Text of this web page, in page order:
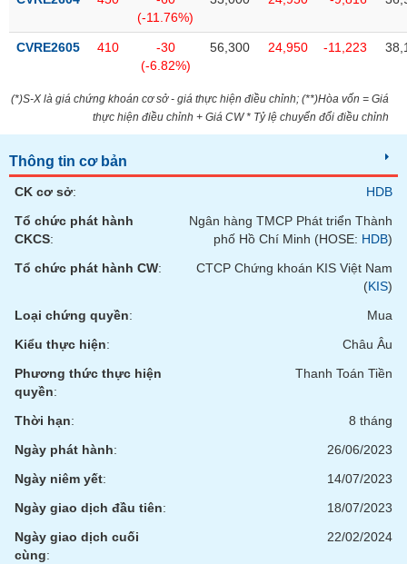
(-11.76%)
CVRE2605 410
-30
(-6.82%)
56,300 24,950 -11,223
(*)S-X là giá chứng khoán cơ sở - giá thực hiện điều chỉnh; (**)Hòa vốn = Giá
thực hiện điều chỉnh + Giá CW * Tỷ lệ chuyển đổi điều chỉnh
Thông tin cơ bản
CK cơ sở:
HDB
Tổ chức phát hành
CKCS:
Ngân hàng TMCP Phát triển Thành
phố Hồ Chí Minh (HOSE: HDB)
Tổ chức phát hành CW:
CTCP Chứng khoán KIS Việt Nam
(KIS)
Loại chứng quyền:
Mua
Kiểu thực hiện:
Châu Âu
Phương thức thực hiện
quyền:
Thanh Toán Tiền
Thời hạn:
8 tháng
Ngày phát hành:
26/06/2023
Ngày niêm yết:
14/07/2023
Ngày giao dịch đầu tiên:
18/07/2023
Ngày giao dịch cuối
cùng:
22/02/2024
chính
tài
chính